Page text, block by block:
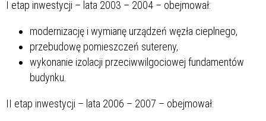
I etap inwestycji – lata 2003 – 2004 – obejmował:
modernizację i wymianę urządzeń węzła cieplnego,
przebudowę pomieszczeń sutereny,
wykonanie izolacji przeciwwilgociowej fundamentów
budynku.
II etap inwestycji – lata 2006 – 2007 – obejmował: